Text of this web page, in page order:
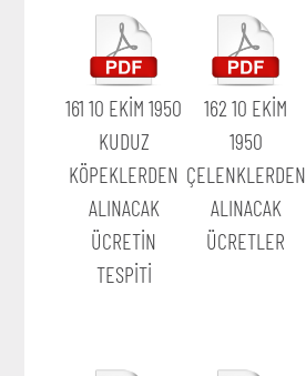
161 10 EKİM 1950
KUDUZ
KÖPEKLERDEN
ALINACAK
ÜCRETİN
TESPİTİ
162 10 EKİM
1950
ÇELENKLERDEN
ALINACAK
ÜCRETLER